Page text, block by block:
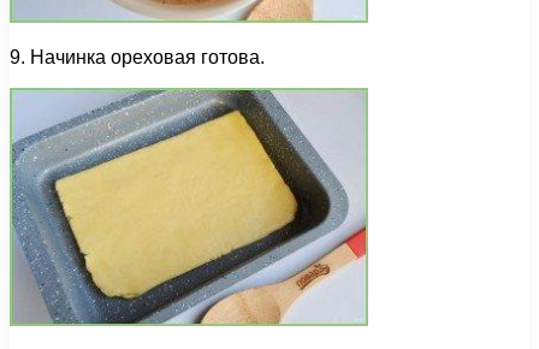
9. Начинка ореховая готова.